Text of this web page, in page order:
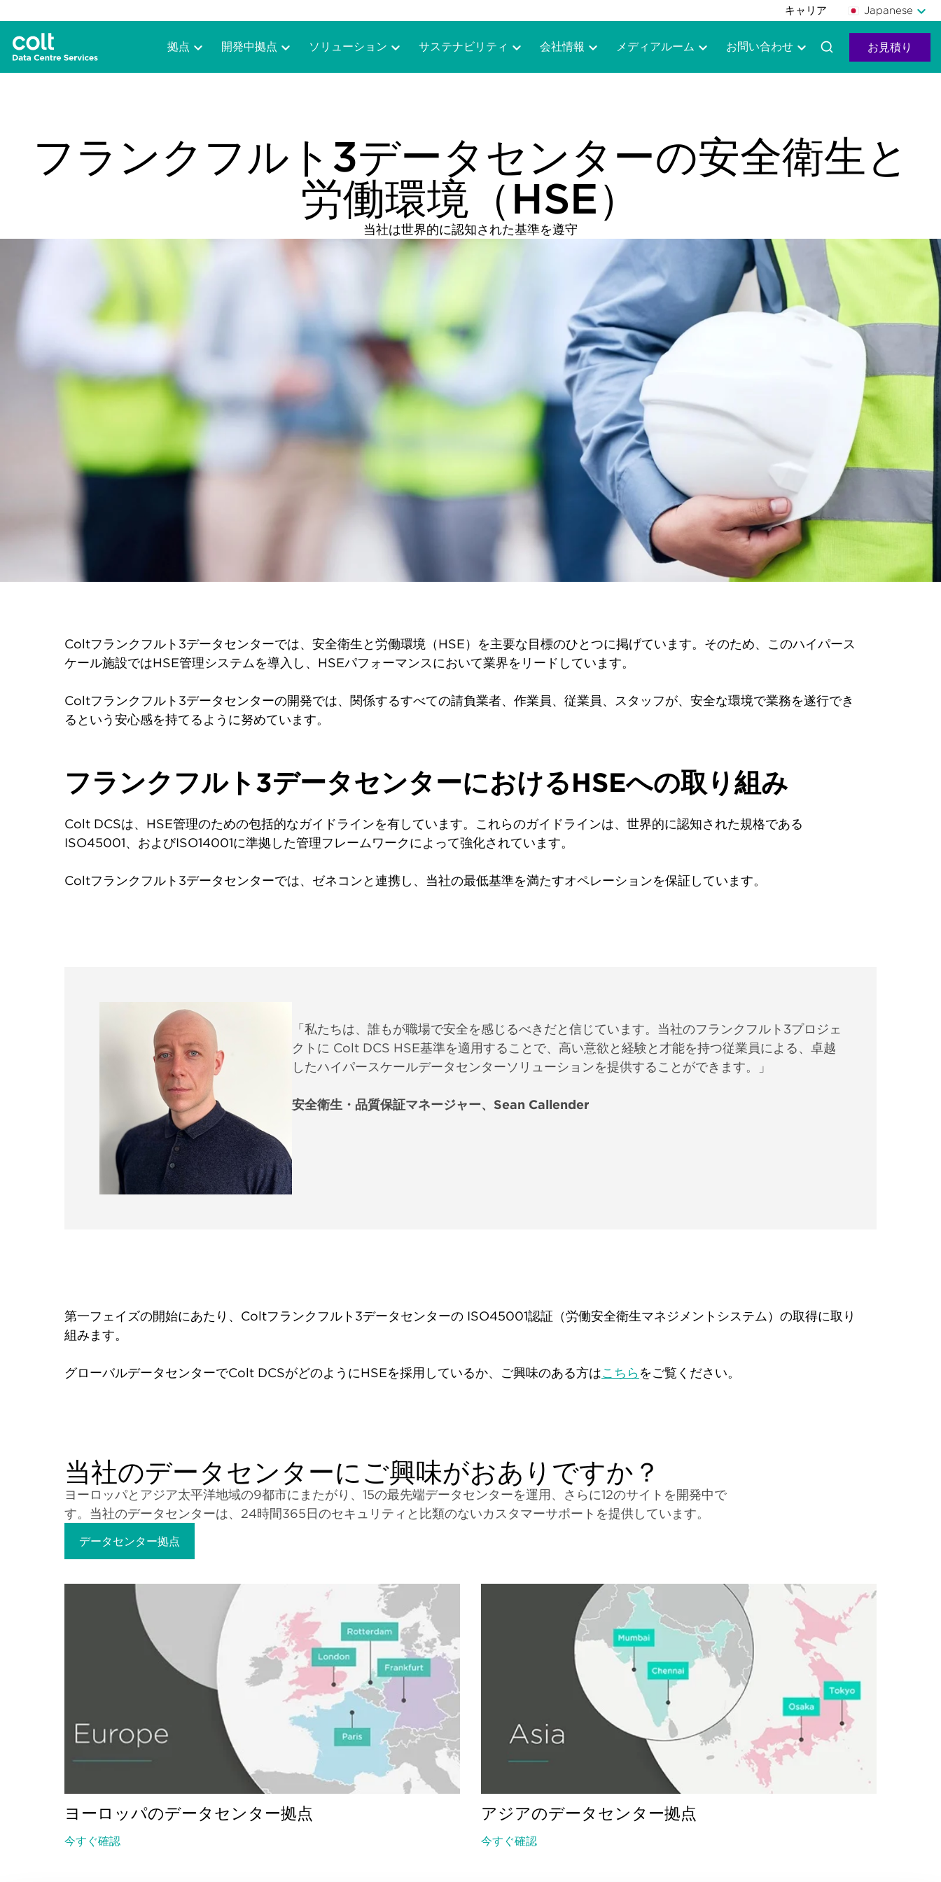
キャリア Japanese
拠点 開発中拠点 ソリューション サステナビリティ 会社情報 メディアルーム お問い合わせ お見積り
フランクフルト3データセンターの安全衛生と
労働環境（HSE）
当社は世界的に認知された基準を遵守
Coltフランクフルト3データセンターでは、安全衛生と労働環境（HSE）を主要な目標のひとつに掲げています。そのため、このハイパース
ケール施設ではHSE管理システムを導入し、HSEパフォーマンスにおいて業界をリードしています。
Coltフランクフルト3データセンターの開発では、関係するすべての請負業者、作業員、従業員、スタッフが、安全な環境で業務を遂行でき
るという安心感を持てるように努めています。
フランクフルト3データセンターにおけるHSEへの取り組み
Colt DCSは、HSE管理のための包括的なガイドラインを有しています。これらのガイドラインは、世界的に認知された規格である
ISO45001、およびISO14001に準拠した管理フレームワークによって強化されています。
Coltフランクフルト3データセンターでは、ゼネコンと連携し、当社の最低基準を満たすオペレーションを保証しています。
「私たちは、誰もが職場で安全を感じるべきだと信じています。当社のフランクフルト3プロジェ
クトに Colt DCS HSE基準を適用することで、高い意欲と経験と才能を持つ従業員による、卓越
したハイパースケールデータセンターソリューションを提供することができます。」
安全衛生・品質保証マネージャー、Sean Callender
第一フェイズの開始にあたり、Coltフランクフルト3データセンターの ISO45001認証（労働安全衛生マネジメントシステム）の取得に取り
組みます。
グローバルデータセンターでColt DCSがどのようにHSEを採用しているか、ご興味のある方はこちらをご覧ください。
当社のデータセンターにご興味がおありですか？
ヨーロッパとアジア太平洋地域の9都市にまたがり、15の最先端データセンターを運用、さらに12のサイトを開発中で
す。当社のデータセンターは、24時間365日のセキュリティと比類のないカスタマーサポートを提供しています。
データセンター拠点
ヨーロッパのデータセンター拠点
今すぐ確認
アジアのデータセンター拠点
今すぐ確認